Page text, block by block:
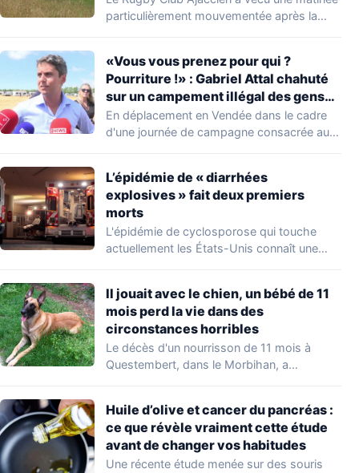
délogent en moins d’1 heure
particulièrement mouvementée après la
«Vous vous prenez pour qui ?
Pourriture !» : Gabriel Attal chahuté
sur un campement illégal des gens
du voyage
En déplacement en Vendée dans le cadre
d'une journée de campagne consacrée aux
L’épidémie de « diarrhées
explosives » fait deux premiers
morts
L'épidémie de cyclosporose qui touche
actuellement les États-Unis connaît une
Il jouait avec le chien, un bébé de 11
mois perd la vie dans des
circonstances horribles
Le décès d'un nourrisson de 11 mois à
Questembert, dans le Morbihan, a
Huile d’olive et cancer du pancréas :
ce que révèle vraiment cette étude
avant de changer vos habitudes
Une récente étude menée sur des souris